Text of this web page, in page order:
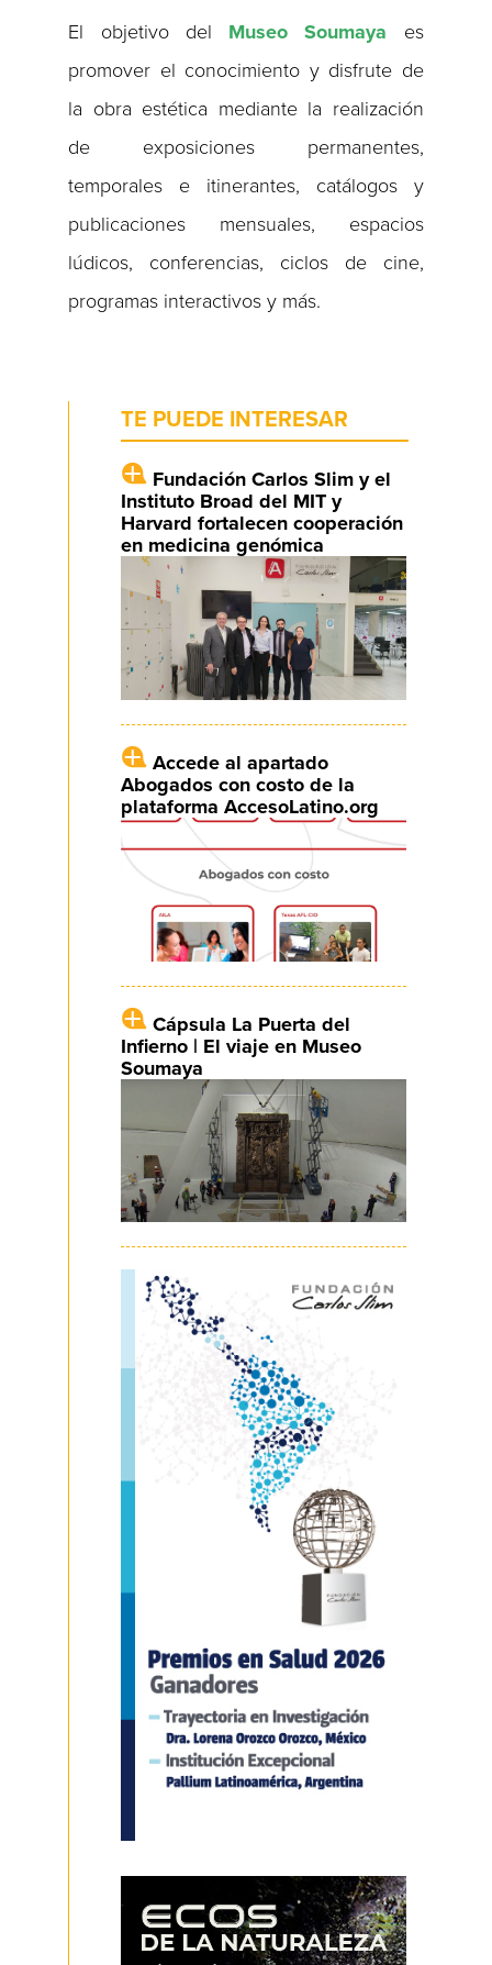
El objetivo del Museo Soumaya es
promover el conocimiento y disfrute de
la obra estética mediante la realización
de exposiciones permanentes,
temporales e itinerantes, catálogos y
publicaciones mensuales, espacios
lúdicos, conferencias, ciclos de cine,
programas interactivos y más.
TE PUEDE INTERESAR
Fundación Carlos Slim y el
Instituto Broad del MIT y
Harvard fortalecen cooperación
en medicina genómica
Accede al apartado
Abogados con costo de la
plataforma AccesoLatino.org
Cápsula La Puerta del
Infierno | El viaje en Museo
Soumaya